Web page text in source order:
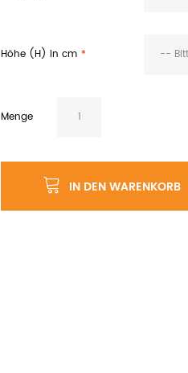
Höhe (H) in cm --
Menge
IN DEN WARENKORB